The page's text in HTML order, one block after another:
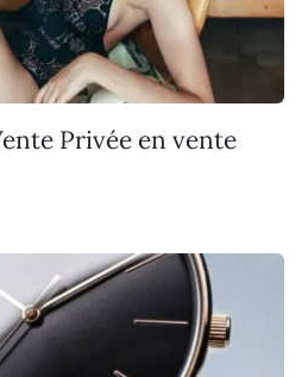
Privée en vente